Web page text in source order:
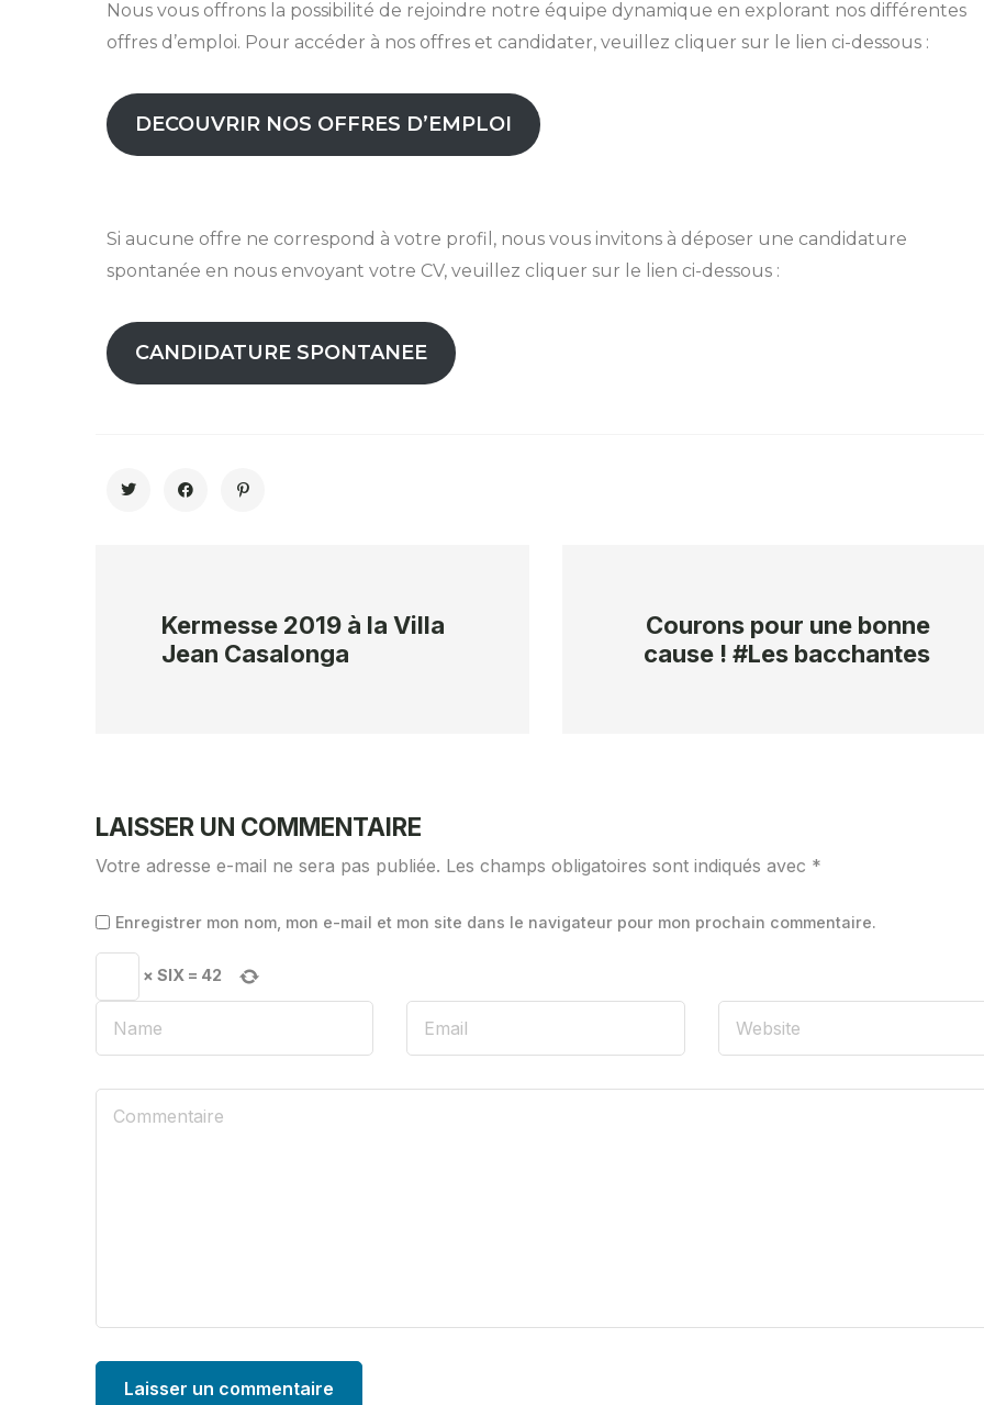
Nous vous offrons la possibilité de rejoindre notre équipe dynamique en explorant nos différentes
offres d’emploi. Pour accéder à nos offres et candidater, veuillez cliquer sur le lien ci-dessous :
DECOUVRIR NOS OFFRES D’EMPLOI
Si aucune offre ne correspond à votre profil, nous vous invitons à déposer une candidature
spontanée en nous envoyant votre CV, veuillez cliquer sur le lien ci-dessous :
CANDIDATURE SPONTANEE
Kermesse 2019 à la Villa
Jean Casalonga
Courons pour une bonne
cause ! #Les bacchantes
LAISSER UN COMMENTAIRE
Votre adresse e-mail ne sera pas publiée. Les champs obligatoires sont indiqués avec *
Enregistrer mon nom, mon e-mail et mon site dans le navigateur pour mon prochain commentaire.
× SIX = 42